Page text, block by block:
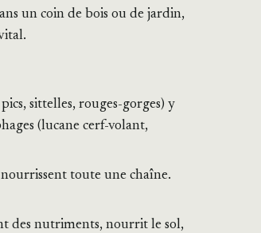
un coin de bois ou de jardin,
sittelles, rouges-gorges) y
(lucane cerf-volant,
toute une chaîne.
des nutriments, nourrit le sol,